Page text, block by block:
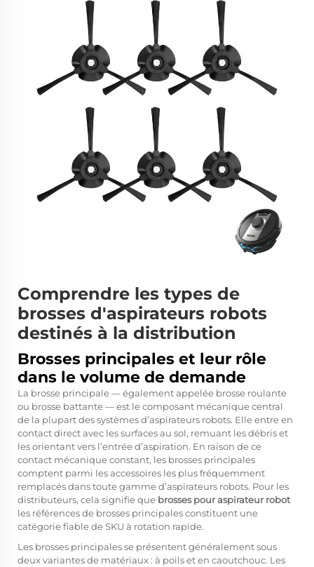
Comprendre les types de
brosses d'aspirateurs robots
destinés à la distribution
Brosses principales et leur rôle
dans le volume de demande
La brosse principale — également appelée brosse roulante
ou brosse battante — est le composant mécanique central
de la plupart des systèmes d’aspirateurs robots. Elle entre en
contact direct avec les surfaces au sol, remuant les débris et
les orientant vers l’entrée d’aspiration. En raison de ce
contact mécanique constant, les brosses principales
comptent parmi les accessoires les plus fréquemment
remplacés dans toute gamme d’aspirateurs robots. Pour les
distributeurs, cela signifie que brosses pour aspirateur robot
les références de brosses principales constituent une
catégorie fiable de SKU à rotation rapide.
Les brosses principales se présentent généralement sous
deux variantes de matériaux : à poils et en caoutchouc. Les